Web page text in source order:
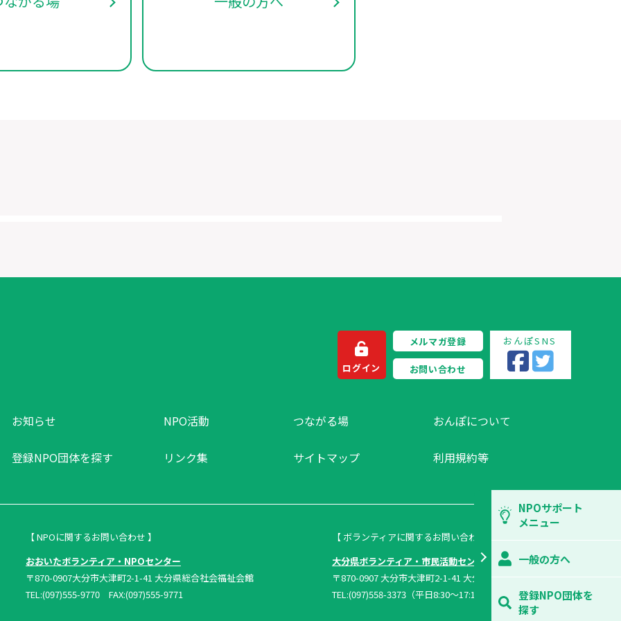
NPOサポート
メニュー
一般の方へ
登録NPO団体を
探す
ログイン
メルマガ登録
お問い合わせ
おんぽSNS
お知らせ NPO活動 つながる場 おんぽについて
登録NPO団体を探す リンク集 サイトマップ 利用規約等
【 NPOに関するお問い合わせ 】
おおいたボランティア・NPOセンター
〒870-0907大分市大津町2-1-41 大分県総合社会福祉会館
TEL:(097)555-9770 FAX:(097)555-9771
【 ボランティアに関するお問い合わせ 】
大分県ボランティア・市民活動センター
〒870-0907 大分市大津町2-1-41 大分県総合社会福祉会館内
TEL:(097)558-3373（平日8:30～17:15）FAX:(097)558-1296